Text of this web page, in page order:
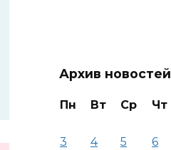
Архив новостей
Пн Вт Ср Чт
3
4 5 6